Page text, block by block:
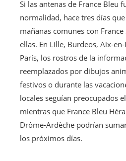
Si las antenas de France Bleu
normalidad, hace tres días
mañanas comunes con
ellas. En Lille, Burdeos, Aix-
París, los rostros de la
reemplazados por dibujos
festivos o durante las
locales seguían preocupados
mientras que France Bleu
Drôme-Ardèche podrían
los próximos días.